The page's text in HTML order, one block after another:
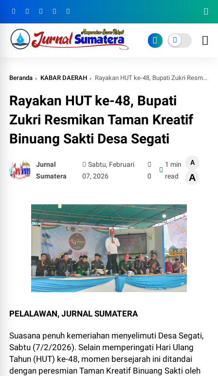
Beranda KABAR DAERAH Rayakan HUT ke-48, Bupati Zukri Resmikan Taman Kreatif Binuang Sakti Desa Segati
Rayakan HUT ke-48, Bupati
Zukri Resmikan Taman Kreatif
Binuang Sakti Desa Segati
Jurnal
Sumatera
Sabtu, Februari
07, 2026
0
1 min
read
A
A
PELALAWAN, JURNAL SUMATERA
Suasana penuh kemeriahan menyelimuti Desa Segati,
Sabtu (7/2/2026). Selain memperingati Hari Ulang
Tahun (HUT) ke-48, momen bersejarah ini ditandai
dengan peresmian Taman Kreatif Binuang Sakti oleh